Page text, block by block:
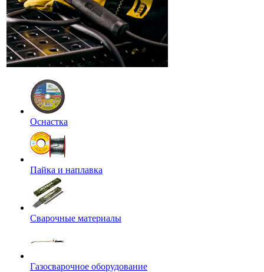
Оснастка
Пайка и наплавка
Сварочные материалы
Газосварочное оборудование